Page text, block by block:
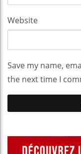
Website
Save my name,
the next time I